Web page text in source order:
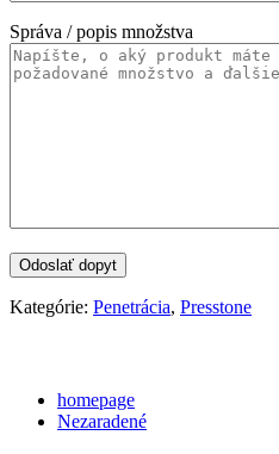
Správa / popis množstva
Kategórie: Penetrácia, Presstone
homepage
Nezaradené